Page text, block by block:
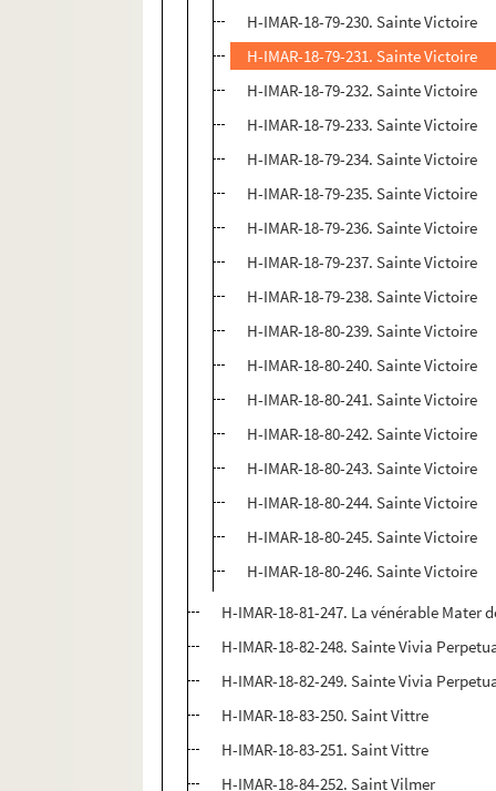
H-IMAR-18-79-230. Sainte Victoire
H-IMAR-18-79-231. Sainte Victoire
H-IMAR-18-79-232. Sainte Victoire
H-IMAR-18-79-233. Sainte Victoire
H-IMAR-18-79-234. Sainte Victoire
H-IMAR-18-79-235. Sainte Victoire
H-IMAR-18-79-236. Sainte Victoire
H-IMAR-18-79-237. Sainte Victoire
H-IMAR-18-79-238. Sainte Victoire
H-IMAR-18-80-239. Sainte Victoire
H-IMAR-18-80-240. Sainte Victoire
H-IMAR-18-80-241. Sainte Victoire
H-IMAR-18-80-242. Sainte Victoire
H-IMAR-18-80-243. Sainte Victoire
H-IMAR-18-80-244. Sainte Victoire
H-IMAR-18-80-245. Sainte Victoire
H-IMAR-18-80-246. Sainte Victoire
H-IMAR-18-81-247. La vénérable Mater
H-IMAR-18-82-248. Sainte Vivia
H-IMAR-18-82-249. Sainte Vivia
H-IMAR-18-83-250. Saint Vittre
H-IMAR-18-83-251. Saint Vittre
H-IMAR-18-84-252. Saint Vilmer